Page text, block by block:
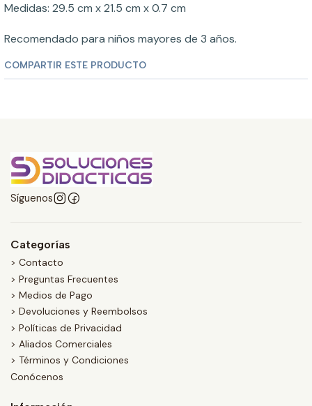
Medidas: 29.5 cm x 21.5 cm x 0.7 cm
Recomendado para niños mayores de 3 años.
COMPARTIR ESTE PRODUCTO
Síguenos
Categorías
> Contacto
> Preguntas Frecuentes
> Medios de Pago
> Devoluciones y Reembolsos
> Políticas de Privacidad
> Aliados Comerciales
> Términos y Condiciones
Conócenos